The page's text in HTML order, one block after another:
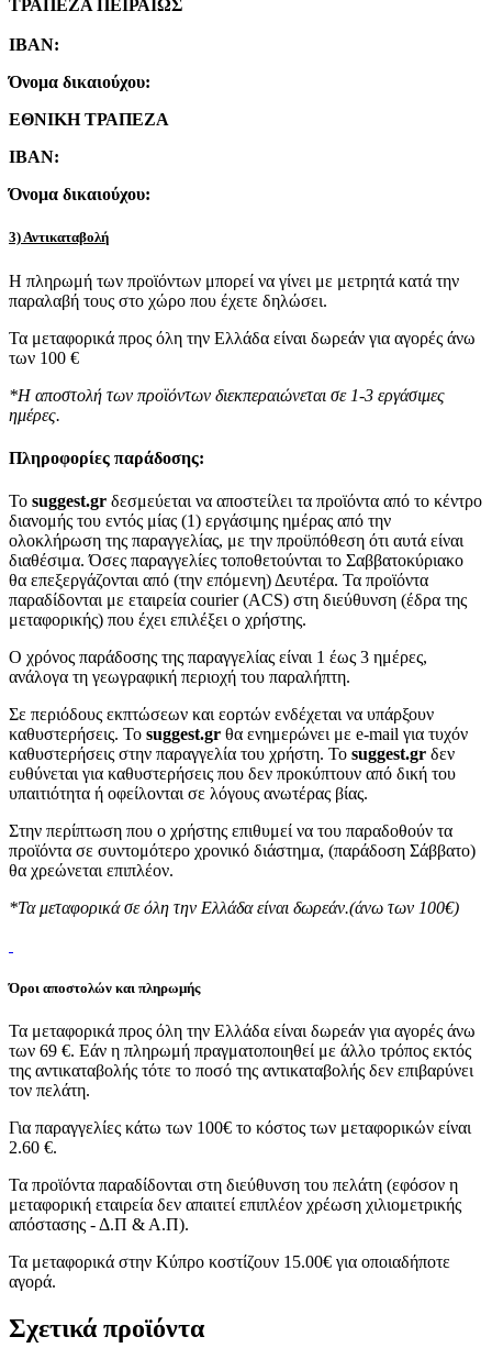
ΤΡΑΠΕΖΑ ΠΕΙΡΑΙΩΣ
IBAN:
Όνομα δικαιούχου:
ΕΘΝΙΚΗ ΤΡΑΠΕΖΑ
IBAN:
Όνομα δικαιούχου:
3) Αντικαταβολή
Η πληρωμή των προϊόντων μπορεί να γίνει με μετρητά κατά την
παραλαβή τους στο χώρο που έχετε δηλώσει.
Τα μεταφορικά προς όλη την Ελλάδα είναι δωρεάν για αγορές άνω
των 100 €
*Η αποστολή των προϊόντων διεκπεραιώνεται σε 1-3 εργάσιμες
ημέρες.
Πληροφορίες παράδοσης:
To suggest.gr δεσμεύεται να αποστείλει τα προϊόντα από το κέντρο
διανομής του εντός μίας (1) εργάσιμης ημέρας από την
ολοκλήρωση της παραγγελίας, με την προϋπόθεση ότι αυτά είναι
διαθέσιμα. Όσες παραγγελίες τοποθετούνται το Σαββατοκύριακο
θα επεξεργάζονται από (την επόμενη) Δευτέρα. Τα προϊόντα
παραδίδονται με εταιρεία courier (ACS) στη διεύθυνση (έδρα της
μεταφορικής) που έχει επιλέξει ο χρήστης.
Ο χρόνος παράδοσης της παραγγελίας είναι 1 έως 3 ημέρες,
ανάλογα τη γεωγραφική περιοχή του παραλήπτη.
Σε περιόδους εκπτώσεων και εορτών ενδέχεται να υπάρξουν
καθυστερήσεις. Το suggest.gr θα ενημερώνει με e-mail για τυχόν
καθυστερήσεις στην παραγγελία του χρήστη. Το suggest.gr δεν
ευθύνεται για καθυστερήσεις που δεν προκύπτουν από δική του
υπαιτιότητα ή οφείλονται σε λόγους ανωτέρας βίας.
Στην περίπτωση που ο χρήστης επιθυμεί να του παραδοθούν τα
προϊόντα σε συντομότερο χρονικό διάστημα, (παράδοση Σάββατο)
θα χρεώνεται επιπλέον.
*Τα μεταφορικά σε όλη την Ελλάδα είναι δωρεάν.(άνω των 100€)
Όροι αποστολών και πληρωμής
Τα μεταφορικά προς όλη την Ελλάδα είναι δωρεάν για αγορές άνω
των 69 €. Εάν η πληρωμή πραγματοποιηθεί με άλλο τρόπος εκτός
της αντικαταβολής τότε το ποσό της αντικαταβολής δεν επιβαρύνει
τον πελάτη.
Για παραγγελίες κάτω των 100€ το κόστος των μεταφορικών είναι
2.60 €.
Τα προϊόντα παραδίδονται στη διεύθυνση του πελάτη (εφόσον η
μεταφορική εταιρεία δεν απαιτεί επιπλέον χρέωση χιλιομετρικής
απόστασης - Δ.Π & Α.Π).
Τα μεταφορικά στην Κύπρο κοστίζουν 15.00€ για οποιαδήποτε
αγορά.
Σχετικά προϊόντα